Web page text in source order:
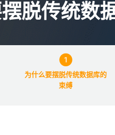
脱传统数
为什么要摆脱传统数据库的
束缚